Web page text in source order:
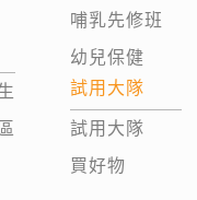
哺乳先修班
幼兒保健
試用大隊
試用大隊
買好物